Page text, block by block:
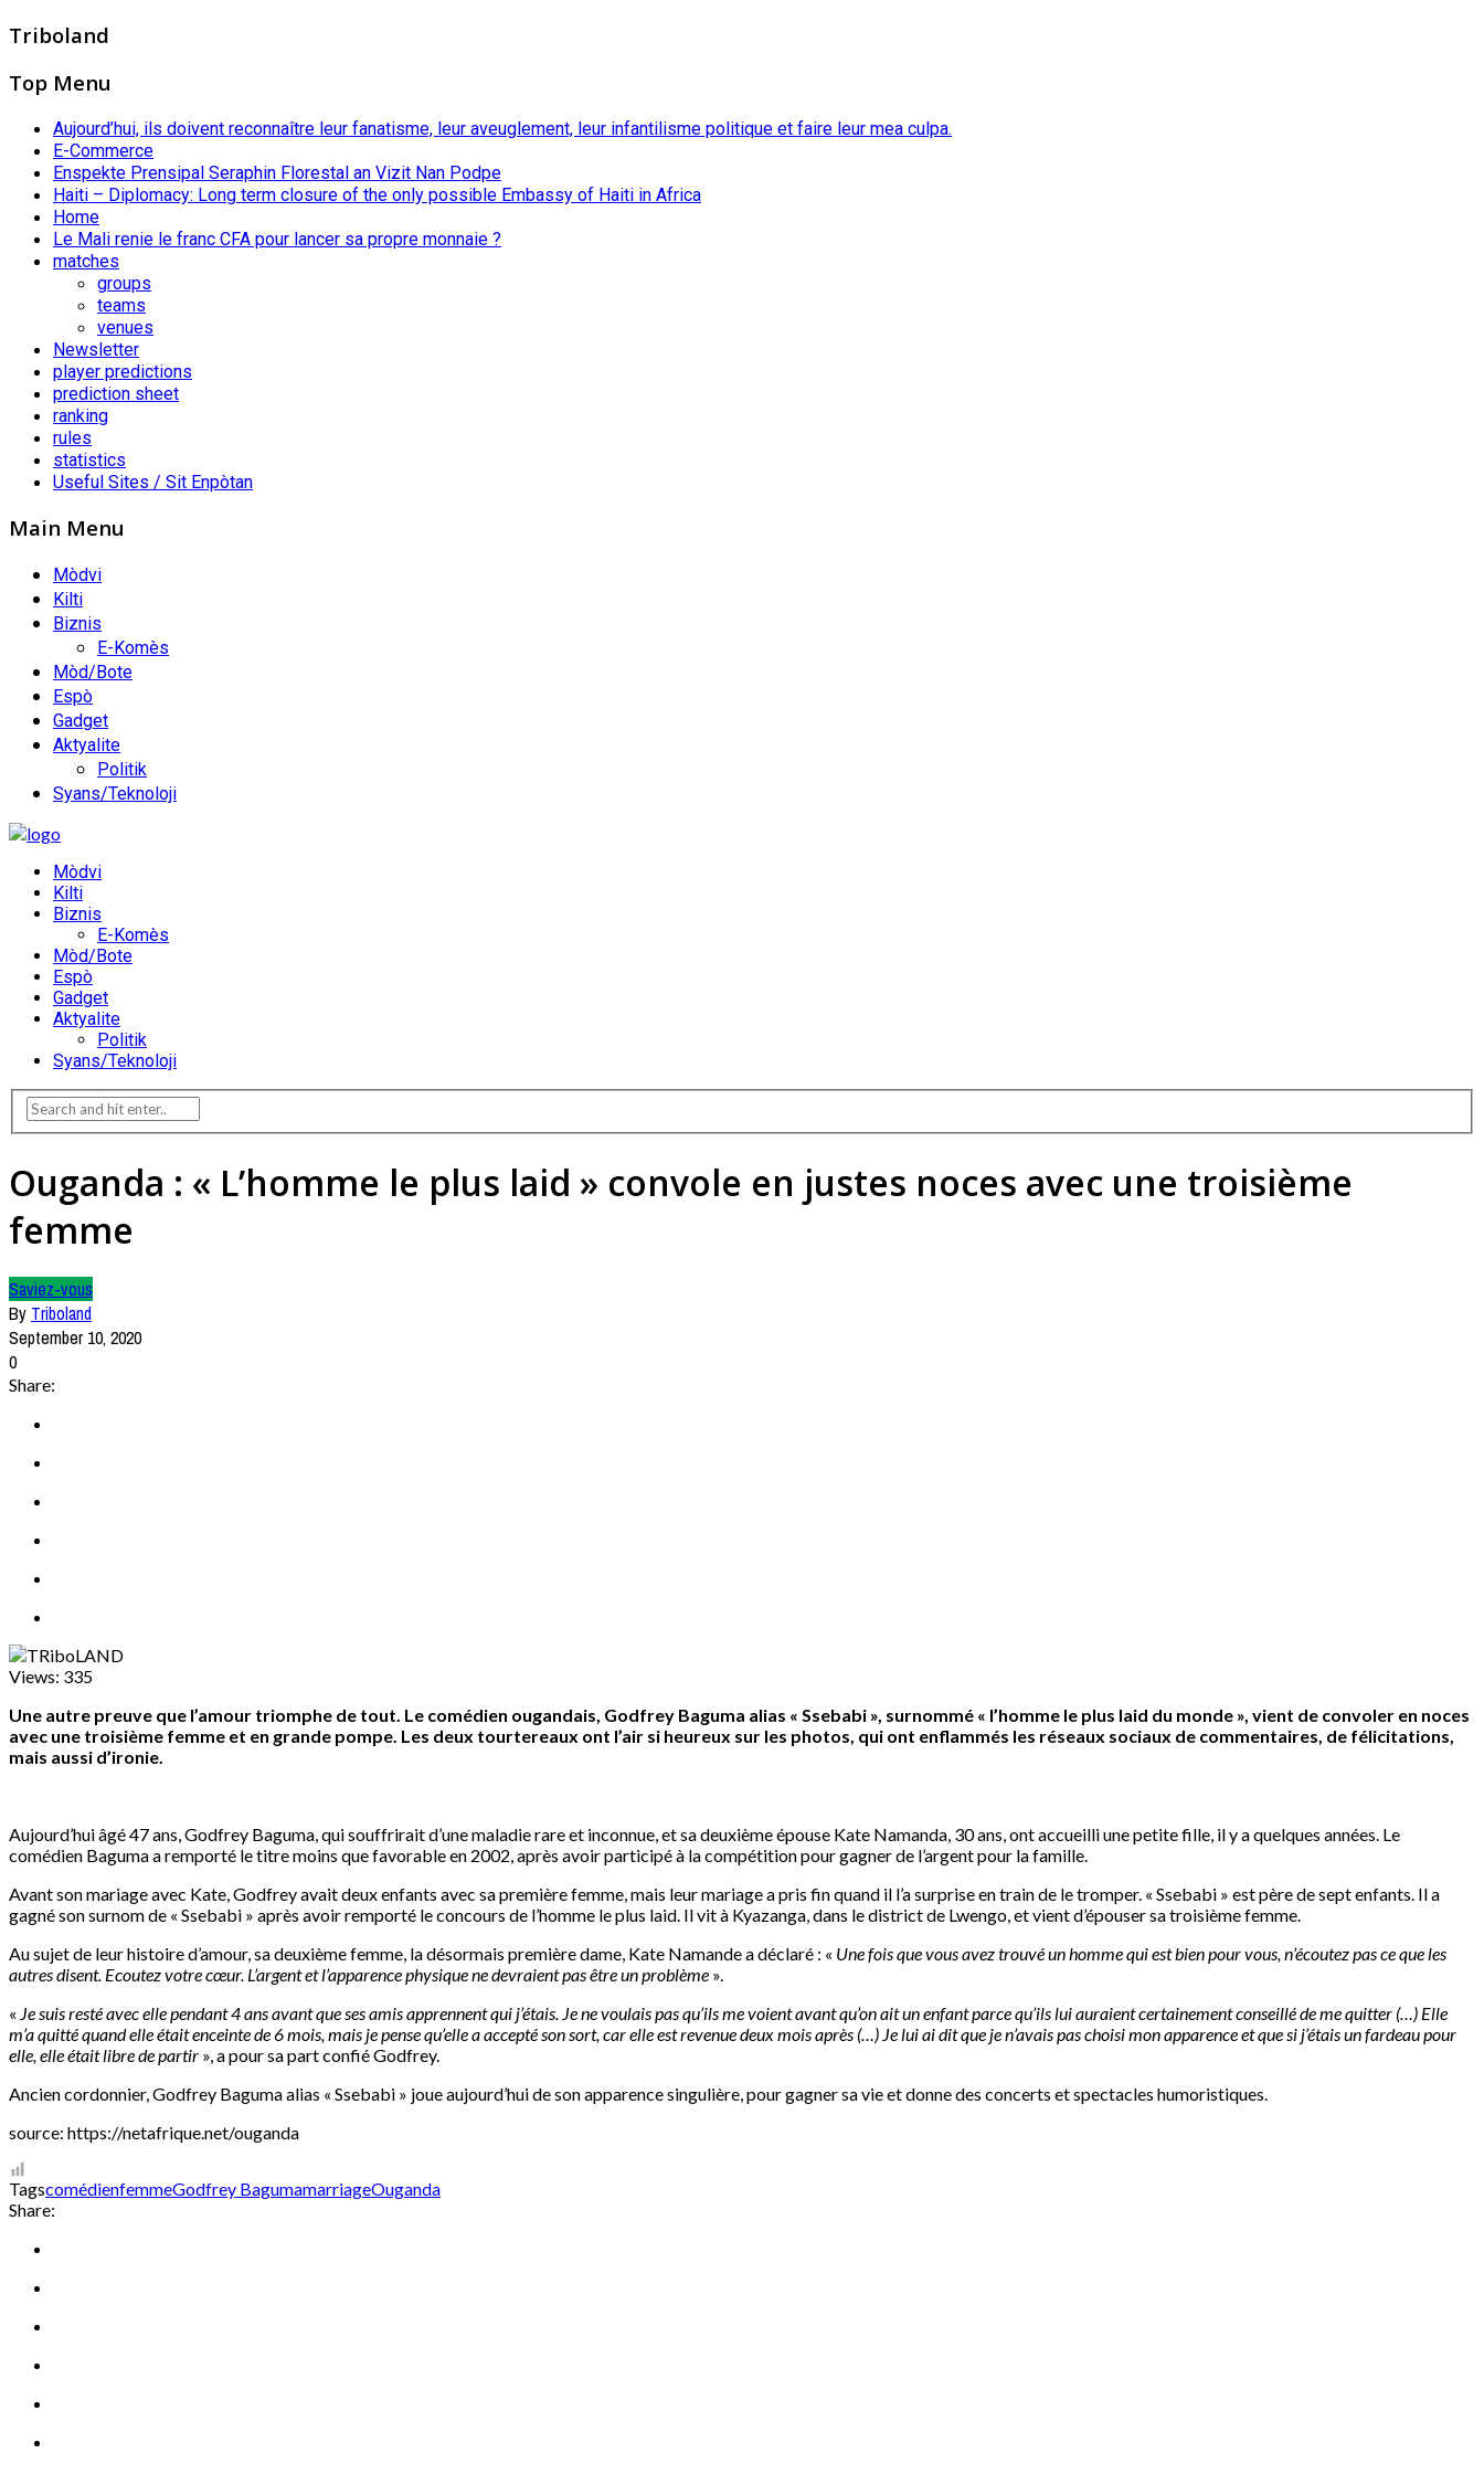
Triboland
Top Menu
Aujourd’hui, ils doivent reconnaître leur fanatisme, leur aveuglement, leur infantilisme politique et faire leur mea culpa.
E-Commerce
Enspekte Prensipal Seraphin Florestal an Vizit Nan Podpe
Haiti – Diplomacy: Long term closure of the only possible Embassy of Haiti in Africa
Home
Le Mali renie le franc CFA pour lancer sa propre monnaie ?
matches
groups
teams
venues
Newsletter
player predictions
prediction sheet
ranking
rules
statistics
Useful Sites / Sit Enpòtan
Main Menu
Mòdvi
Kilti
Biznis
E-Komès
Mòd/Bote
Espò
Gadget
Aktyalite
Politik
Syans/Teknoloji
Mòdvi
Kilti
Biznis
E-Komès
Mòd/Bote
Espò
Gadget
Aktyalite
Politik
Syans/Teknoloji
Ouganda : « L’homme le plus laid » convole en justes noces avec une troisième
femme
Saviez-vous
By Triboland
September 10, 2020
0
Share:
Views: 335
Une autre preuve que l’amour triomphe de tout. Le comédien ougandais, Godfrey Baguma alias « Ssebabi », surnommé « l’homme le plus laid du monde », vient de convoler en noces
avec une troisième femme et en grande pompe. Les deux tourtereaux ont l’air si heureux sur les photos, qui ont enflammés les réseaux sociaux de commentaires, de félicitations,
mais aussi d’ironie.
Aujourd’hui âgé 47 ans, Godfrey Baguma, qui souffrirait d’une maladie rare et inconnue, et sa deuxième épouse Kate Namanda, 30 ans, ont accueilli une petite fille, il y a quelques années. Le
comédien Baguma a remporté le titre moins que favorable en 2002, après avoir participé à la compétition pour gagner de l’argent pour la famille.
Avant son mariage avec Kate, Godfrey avait deux enfants avec sa première femme, mais leur mariage a pris fin quand il l’a surprise en train de le tromper. « Ssebabi » est père de sept enfants. Il a
gagné son surnom de « Ssebabi » après avoir remporté le concours de l’homme le plus laid. Il vit à Kyazanga, dans le district de Lwengo, et vient d’épouser sa troisième femme.
Au sujet de leur histoire d’amour, sa deuxième femme, la désormais première dame, Kate Namande a déclaré : « Une fois que vous avez trouvé un homme qui est bien pour vous, n’écoutez pas ce que les
autres disent. Ecoutez votre cœur. L’argent et l’apparence physique ne devraient pas être un problème ».
« Je suis resté avec elle pendant 4 ans avant que ses amis apprennent qui j’étais. Je ne voulais pas qu’ils me voient avant qu’on ait un enfant parce qu’ils lui auraient certainement conseillé de me quitter (…) Elle
m’a quitté quand elle était enceinte de 6 mois, mais je pense qu’elle a accepté son sort, car elle est revenue deux mois après (…) Je lui ai dit que je n’avais pas choisi mon apparence et que si j’étais un fardeau pour
elle, elle était libre de partir », a pour sa part confié Godfrey.
Ancien cordonnier, Godfrey Baguma alias « Ssebabi » joue aujourd’hui de son apparence singulière, pour gagner sa vie et donne des concerts et spectacles humoristiques.
source: https://netafrique.net/ouganda
TagscomédienfemmeGodfrey BagumamarriageOuganda
Share: